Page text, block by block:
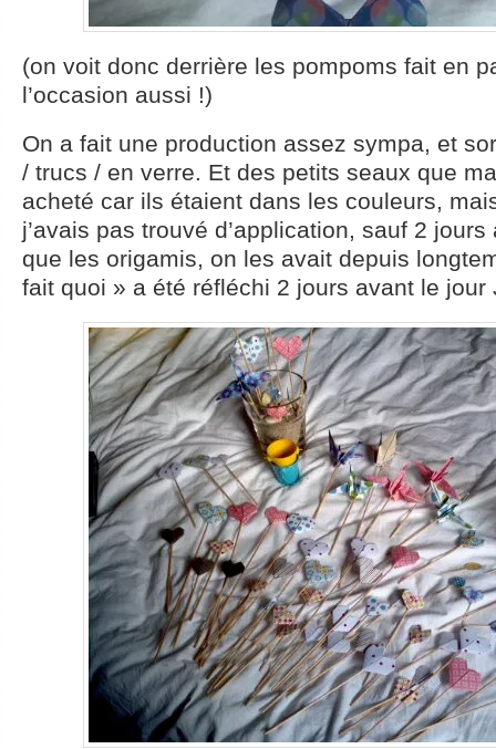
(on voit donc derrière les pompoms fait en
l’occasion aussi !)
On a fait une production assez sympa, et
/ trucs / en verre. Et des petits seaux que
acheté car ils étaient dans les couleurs,
j’avais pas trouvé d’application, sauf 2
que les origamis, on les avait depuis
fait quoi » a été réfléchi 2 jours avant le jour